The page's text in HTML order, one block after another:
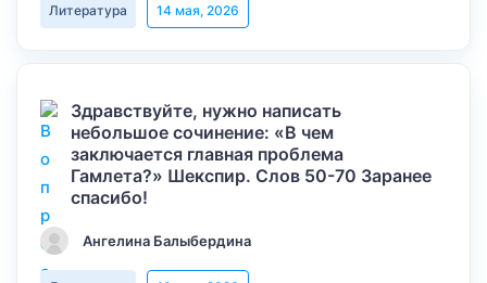
Литература 14 мая, 2026
Здравствуйте, нужно написать
небольшое сочинение: «В чем
заключается главная проблема
Гамлета?» Шекспир. Слов 50-70 Заранее
спасибо!
Ангелина Балыбердина